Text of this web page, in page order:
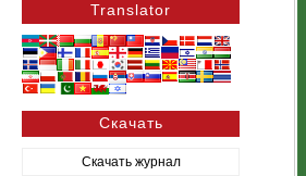
Translator
Скачать
Скачать журнал